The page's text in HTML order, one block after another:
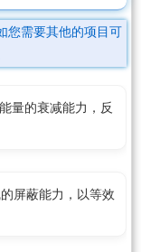
您需要其他的项目可
量的衰减能力，反
屏蔽能力，以等效